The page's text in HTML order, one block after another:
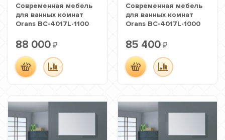
Современная мебель
для ванных комнат
Orans BC-4017L-1100
88 000 ₽
Современная мебель
для ванных комнат
Orans BC-4017L-1000
85 400 ₽